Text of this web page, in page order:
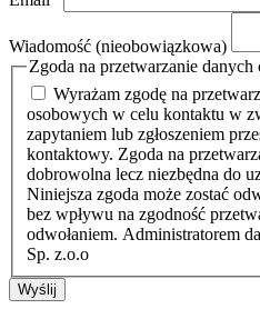
Wiadomość (nieobowiązkowa)
Zgoda na przetwarzanie danych
Wyrażam zgodę na
osobowych w celu kontaktu w
zapytaniem lub zgłoszeniem
kontaktowy. Zgoda na
dobrowolna lecz niezbędna do
Niniejsza zgoda może zostać
bez wpływu na zgodność
odwołaniem. Administratorem
Sp. z.o.o
Wyślij